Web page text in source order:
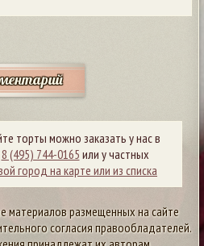
торты можно заказать у нас в
8 (495) 744-0165 или у частных
город на карте или из списка
материалов размещенных на сайте
согласия правообладателей.